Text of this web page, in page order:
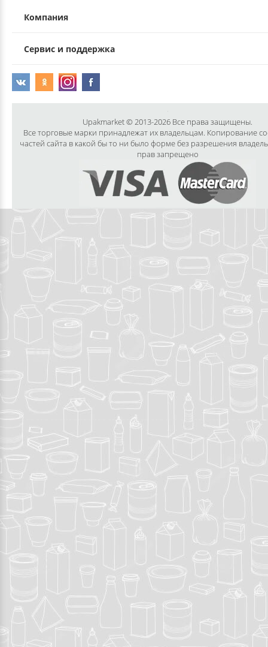
Компания
Сервис и поддержка
Upakmarket © 2013-2026 Все права защищены.
Все торговые марки принадлежат их владельцам. Копирование
частей сайта в какой бы то ни было форме без разрешения
прав запрещено